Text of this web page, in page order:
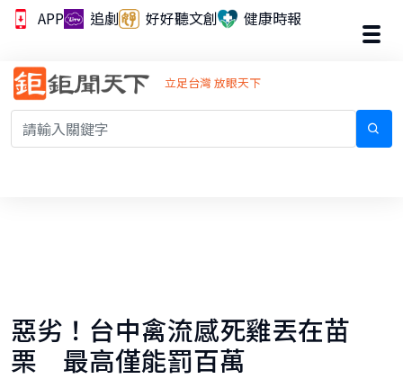
APP 追劇 好好聽文創 健康時報
立足台灣 放眼天下
惡劣！台中禽流感死雞丟在苗
栗 最高僅能罰百萬